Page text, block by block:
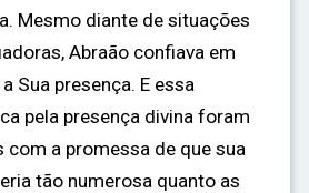
Mesmo diante de situações
Abraão confiava em
Sua presença. E essa
pela presença divina foram
com a promessa de que sua
tão numerosa quanto as